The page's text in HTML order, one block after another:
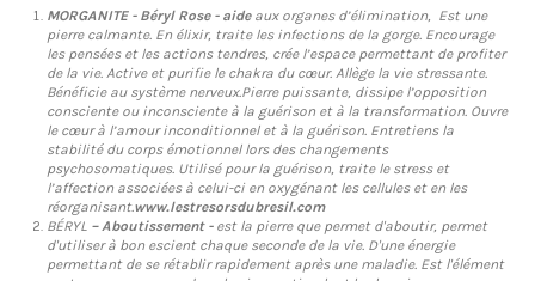
MORGANITE - Béryl Rose - aideaux organes d’élimination, Est une
pierre calmante. En élixir, traite les infections de la gorge. Encourage
les pensées et les actions tendres, crée l’espace permettant de profiter
de la vie. Active et purifie le chakra du cœur. Allège la vie stressante.
Bénéficie au système nerveux.Pierre puissante, dissipe l’opposition
consciente ou inconsciente à la guérison et à la transformation. Ouvre
le cœur à l’amour inconditionnel et à la guérison. Entretiens la
stabilité du corps émotionnel lors des changements
psychosomatiques. Utilisé pour la guérison, traite le stress et
l’affection associées à celui-ci en oxygénant les cellules et en les
réorganisant.www.lestresorsdubresil.com
BÉRYL – Aboutissement -est la pierre que permet d'aboutir, permet
d'utiliser à bon escient chaque seconde de la vie. D'une énergie
permettant de se rétablir rapidement après une maladie. Est l'élément